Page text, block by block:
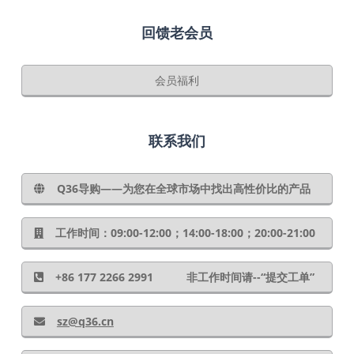
回馈老会员
会员福利
联系我们
Q36导购——为您在全球市场中找出高性价比的产品
工作时间：09:00-12:00；14:00-18:00；20:00-21:00
+86 177 2266 2991 非工作时间请--“提交工单”
sz@q36.cn